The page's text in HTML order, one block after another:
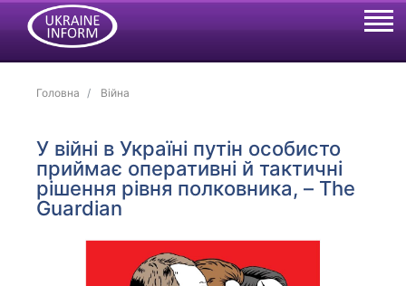
Головна Війна
У війні в Україні путін особисто
приймає оперативні й тактичні
рішення рівня полковника, – The
Guardian